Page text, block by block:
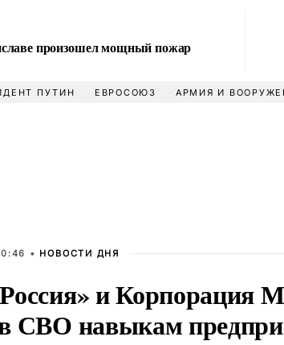
произошел мощный пожар
ПУТИН ЕВРОСОЮЗ АРМИЯ И
• НОВОСТИ ДНЯ
и Корпорация
СВО навыкам